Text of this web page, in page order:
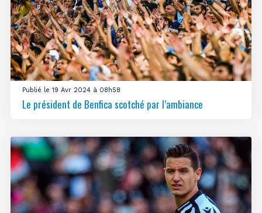
Publié le 19 Avr 2024 à 08h58
Le président de Benfica scotché par l’ambiance